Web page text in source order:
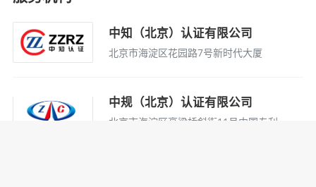
中知（北京）认证有限公司
北京市海淀区花园路7号新时代大厦
中规（北京）认证有限公司
北京市海淀区高粱桥斜街11号中国专利